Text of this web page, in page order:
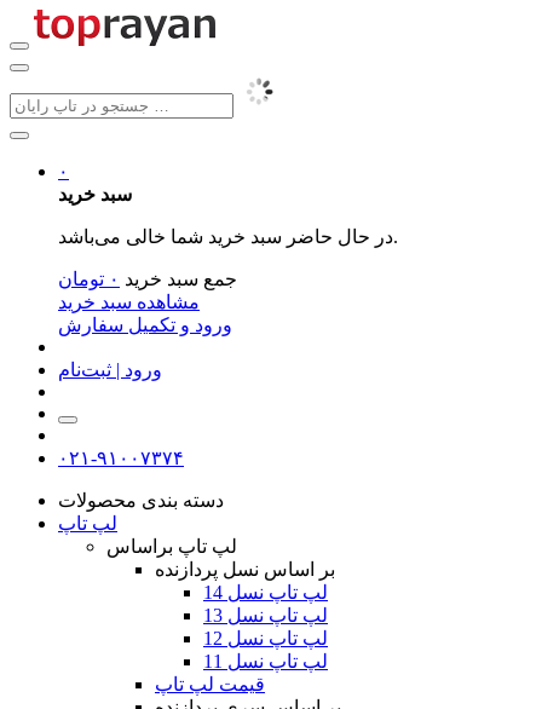
۰
سبد خرید
در حال حاضر سبد خرید شما خالی می‌باشد.
جمع سبد خرید ۰ تومان
مشاهده سبد خرید
ورود و تکمیل سفارش
ورود | ثبت‌نام
۰۲۱-۹۱۰۰۷۳۷۴
دسته بندی محصولات
لپ تاپ
لپ تاپ براساس
بر اساس نسل پردازنده
لپ تاپ نسل 14
لپ تاپ نسل 13
لپ تاپ نسل 12
لپ تاپ نسل 11
قیمت لپ تاپ